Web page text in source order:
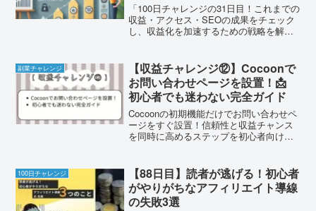
「100日チャレンジの31日目！これまでの
収益・アクセス・SEOの成果をチェック
し、収益化を加速するための戦略を解
副業チャレンジ
【収益チャレンジ⑫】Cocoonで
お問い合わせページを設置！📩
初心者でも迷わない完全ガイド
Cocoonの初期機能だけでお問い合わせペ
ージをすぐ設置！信頼性と収益チャンス
を同時に高めるステップを初心者向けに
100日チャレンジ
【88日目】読者が逃げる！初心者
がやりがちなアフィリエイト導線
の失敗3選